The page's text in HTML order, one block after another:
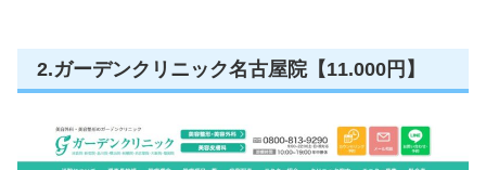
2.ガーデンクリニック名古屋院【11.000円】